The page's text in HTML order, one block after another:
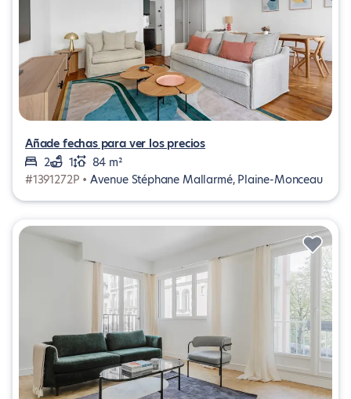
Añade fechas para ver los precios
2
1
84 m²
#1391272P • Avenue Stéphane Mallarmé, Plaine-Monceau